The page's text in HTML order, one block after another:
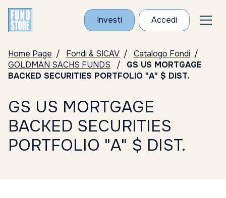
Investi Accedi
Home Page Fondi & SICAV
Catalogo Fondi
GOLDMAN SACHS FUNDS
GS US MORTGAGE
BACKED SECURITIES PORTFOLIO "A" $ DIST.
GS US MORTGAGE
BACKED SECURITIES
PORTFOLIO "A" $ DIST.